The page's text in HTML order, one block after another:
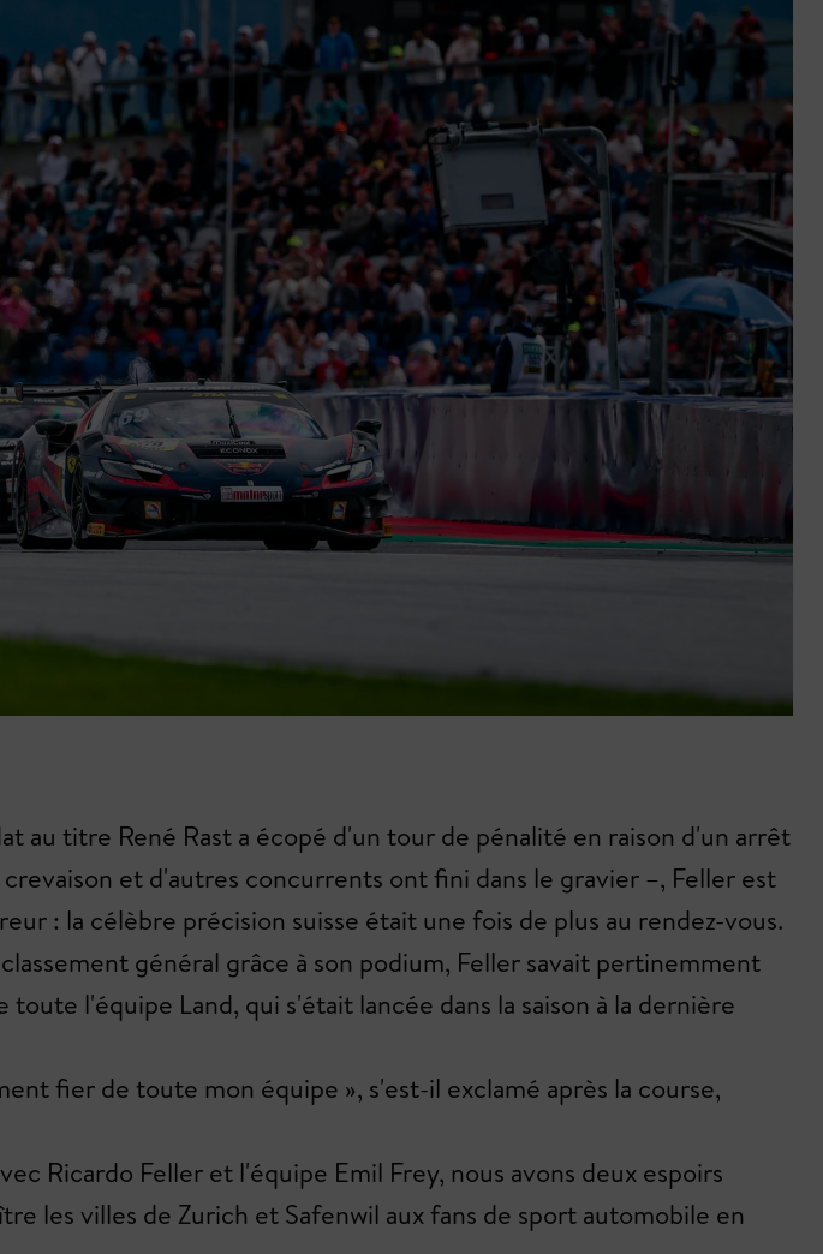
au titre René Rast a écopé d'un tour de pénalité en raison d'un arrêt
et d'autres concurrents ont fini dans le gravier –, Feller est
: la célèbre précision suisse était une fois de plus au rendez-vous.
général grâce à son podium, Feller savait pertinemment
l'équipe Land, qui s'était lancée dans la saison à la dernière
fier de toute mon équipe », s'est-il exclamé après la course,
Ricardo Feller et l'équipe Emil Frey, nous avons deux espoirs
les villes de Zurich et Safenwil aux fans de sport automobile en